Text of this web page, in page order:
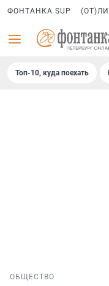
ФОНТАНКА SUP
Топ-10, куда поехать
ОБЩЕСТВО